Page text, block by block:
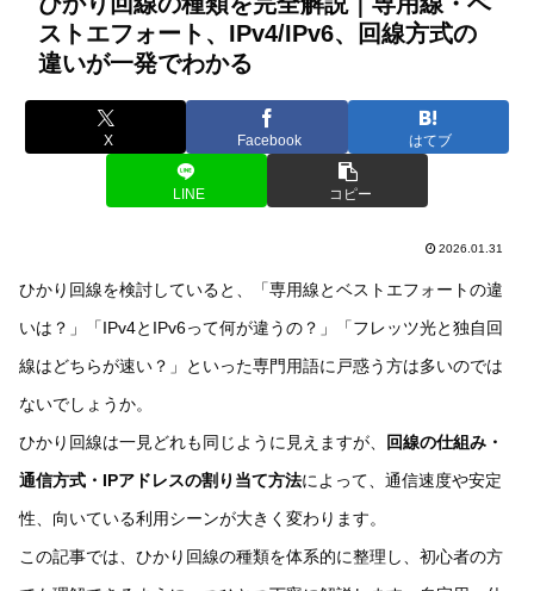
ストエフォート、IPv4/IPv6、回線方式の
違いが一発でわかる
X Facebook はてブ
LINE コピー
2026.01.31
ひかり回線を検討していると、「専用線とベストエフォートの違
いは？」「IPv4とIPv6って何が違うの？」「フレッツ光と独自回
線はどちらが速い？」といった専門用語に戸惑う方は多いのでは
ないでしょうか。
ひかり回線は一見どれも同じように見えますが、
回線の仕組み・
通信方式・IPアドレスの割り当て方法によって、通信速度や安定
性、向いている利用シーンが大きく変わります。
この記事では、ひかり回線の種類を体系的に整理し、初心者の方